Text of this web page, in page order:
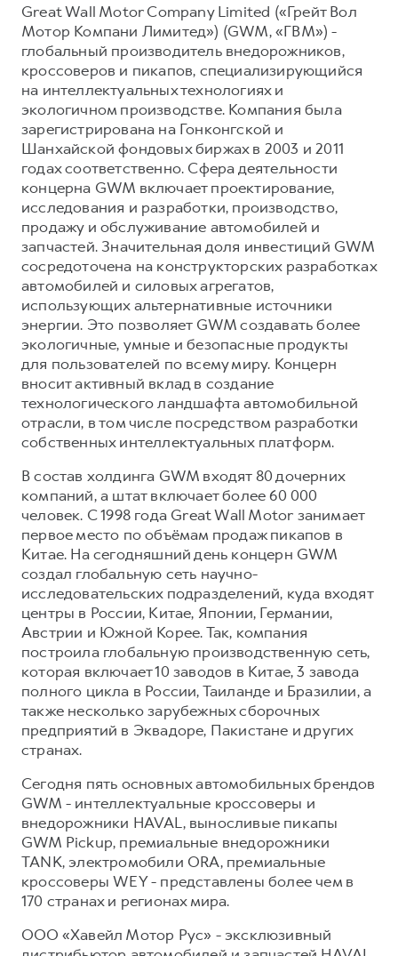
Great Wall Motor Company Limited («Грейт Вол
Мотор Компани Лимитед») (GWM, «ГВМ») -
глобальный производитель внедорожников,
кроссоверов и пикапов, специализирующийся
на интеллектуальных технологиях и
экологичном производстве. Компания была
зарегистрирована на Гонконгской и
Шанхайской фондовых биржах в 2003 и 2011
годах соответственно. Сфера деятельности
концерна GWM включает проектирование,
исследования и разработки, производство,
продажу и обслуживание автомобилей и
запчастей. Значительная доля инвестиций GWM
сосредоточена на конструкторских разработках
автомобилей и силовых агрегатов,
использующих альтернативные источники
энергии. Это позволяет GWM создавать более
экологичные, умные и безопасные продукты
для пользователей по всему миру. Концерн
вносит активный вклад в создание
технологического ландшафта автомобильной
отрасли, в том числе посредством разработки
собственных интеллектуальных платформ.
В состав холдинга GWM входят 80 дочерних
компаний, а штат включает более 60 000
человек. С 1998 года Great Wall Motor занимает
первое место по объёмам продаж пикапов в
Китае. На сегодняшний день концерн GWM
создал глобальную сеть научно-
исследовательских подразделений, куда входят
центры в России, Китае, Японии, Германии,
Австрии и Южной Корее. Так, компания
построила глобальную производственную сеть,
которая включает 10 заводов в Китае, 3 завода
полного цикла в России, Таиланде и Бразилии, а
также несколько зарубежных сборочных
предприятий в Эквадоре, Пакистане и других
странах.
Сегодня пять основных автомобильных брендов
GWM - интеллектуальные кроссоверы и
внедорожники HAVAL, выносливые пикапы
GWM Pickup, премиальные внедорожники
TANK, электромобили ORA, премиальные
кроссоверы WEY - представлены более чем в
170 странах и регионах мира.
ООО «Хавейл Мотор Рус» - эксклюзивный